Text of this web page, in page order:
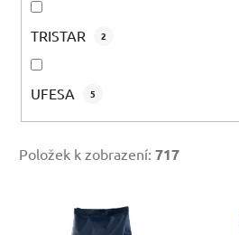
TRISTAR 2
UFESA 5
Položek k zobrazení: 717